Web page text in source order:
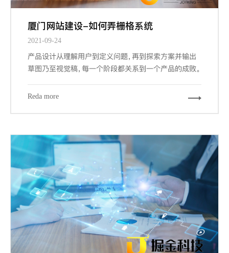
厦门网站建设-如何弄栅格系统
2021-09-24
产品设计从理解用户到定义问题，再到探索方案并输出
草图乃至视觉稿，每一个阶段都关系到一个产品的成败。
阶段，也是最大程度占据我们工作场景的内容。其中关键
Reda more